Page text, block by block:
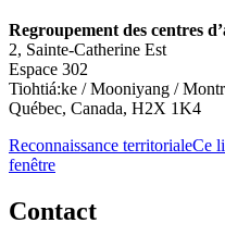
Regroupement des centres
2, Sainte-Catherine Est
Espace 302
Tiohtiá:ke / Mooniyang /
Québec, Canada, H2X 1K4
Reconnaissance territorialeCe
fenêtre
Contact